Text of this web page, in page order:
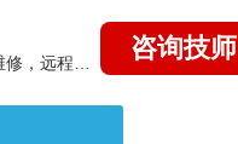
咨询技师